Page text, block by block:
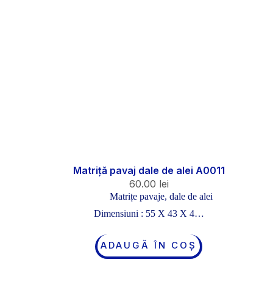
Matriță pavaj dale de alei A0011
60.00 lei
Matrițe pavaje, dale de alei
Dimensiuni : 55 X 43 X 4…
ADAUGĂ ÎN COȘ